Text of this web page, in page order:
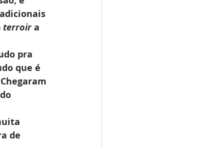
terroir a
pra
que é
de